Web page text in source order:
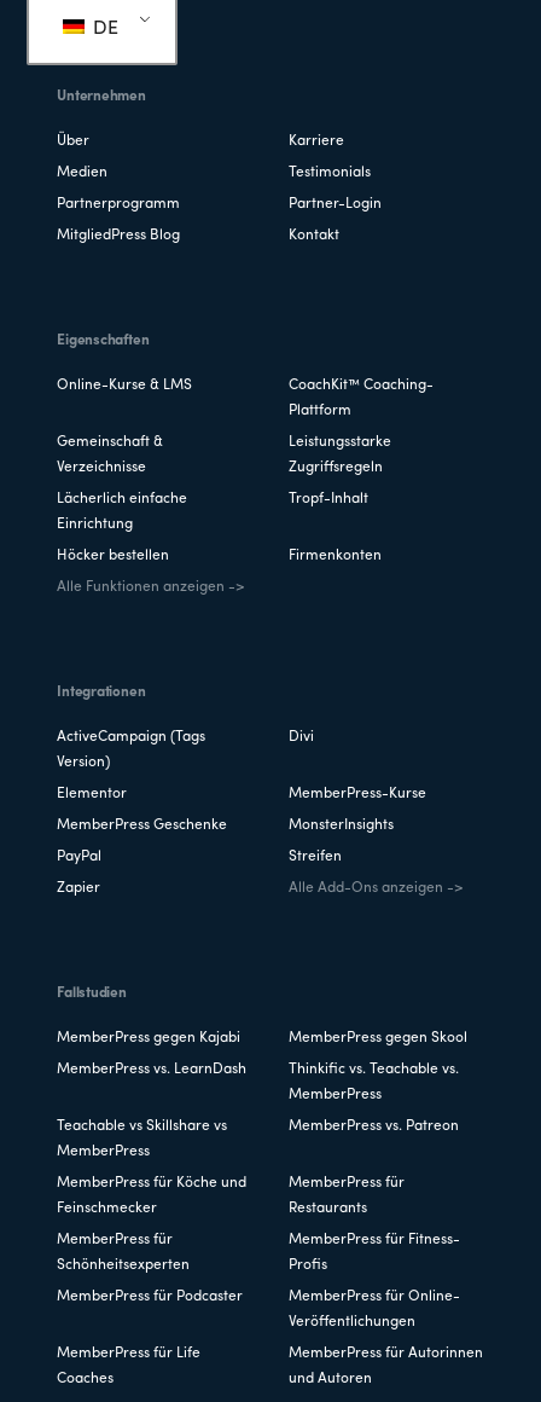
DE
Unternehmen
Über Karriere
Medien Testimonials
Partnerprogramm Partner-Login
MitgliedPress Blog Kontakt
Eigenschaften
Online-Kurse & LMS
CoachKit™ Coaching-
Plattform
Gemeinschaft &
Verzeichnisse
Leistungsstarke
Zugriffsregeln
Lächerlich einfache
Einrichtung
Tropf-Inhalt
Höcker bestellen Firmenkonten
Alle Funktionen anzeigen ->
Integrationen
ActiveCampaign (Tags
Version)
Divi
Elementor MemberPress-Kurse
MemberPress Geschenke MonsterInsights
PayPal Streifen
Zapier Alle Add-Ons anzeigen ->
Fallstudien
MemberPress gegen Kajabi MemberPress gegen Skool
MemberPress vs. LearnDash
Thinkific vs. Teachable vs.
MemberPress
Teachable vs Skillshare vs
MemberPress
MemberPress vs. Patreon
MemberPress für Köche und
Feinschmecker
MemberPress für
Restaurants
MemberPress für
Schönheitsexperten
MemberPress für Fitness-
Profis
MemberPress für Podcaster
MemberPress für Online-
Veröffentlichungen
MemberPress für Life
Coaches
MemberPress für Autorinnen
und Autoren